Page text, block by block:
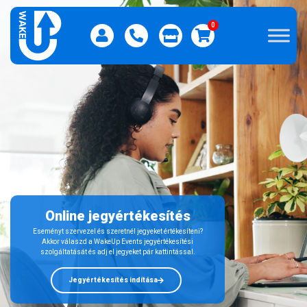
0
Online jegyértékesítés
Eseményt szervezel és szeretnél jegyeket értékesíteni?
Akkor válaszd a WakeUp Events jegyértékesítési
szolgáltatását és adj el jegyeket pár kattintással.
Jegyértékesítés indítása